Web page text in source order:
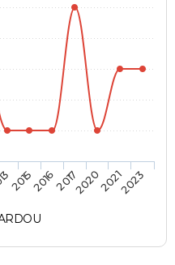
201520162017202020212023